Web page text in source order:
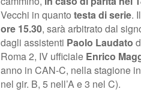
Vecchi in quanto testa di serie.
ore 15.30, sarà arbitrato dal
dagli assistenti Paolo Laudato
Roma 2, IV ufficiale Enrico
anno in CAN-C, nella stagione
nel gir. B, 5 nell’A e 3 nel C).